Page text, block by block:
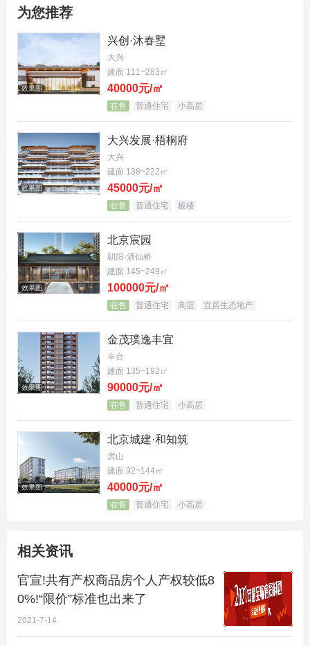
上图不含少有一宗共有产权房地块
此外，《房屋售价承诺书》中也能看到政府的关注点
越来越接地气了（ZF：我知道你上有政策下有对策，
没事，堵上！）：
1、限价有范围，虽然没有给出确切的价格，不过明
条款等各种手段，变相加价。
为您推荐
效果图
兴创·沐春墅
大兴
建面 111~283㎡
40000元/㎡
在售 普通住宅 小高层
效果图
大兴发展·梧桐府
大兴
建面 138~222㎡
45000元/㎡
在售 普通住宅 板楼
效果图
北京宸园
朝阳-酒仙桥
建面 145~249㎡
100000元/㎡
在售 普通住宅 高层 宜居生态地产
效果图
金茂璞逸丰宜
丰台
建面 135~192㎡
90000元/㎡
在售 普通住宅 小高层
效果图
北京城建·和知筑
房山
建面 92~144㎡
40000元/㎡
在售 普通住宅 小高层
相关资讯
官宣!共有产权商品房个人产权较低8
0%!“限价”标准也出来了
2021-7-14